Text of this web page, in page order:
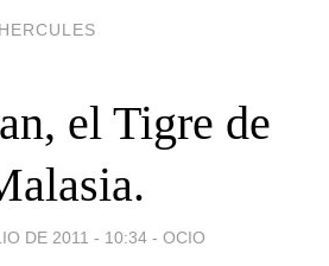
el Tigre de
DE 2011 - 10:34 - OCIO